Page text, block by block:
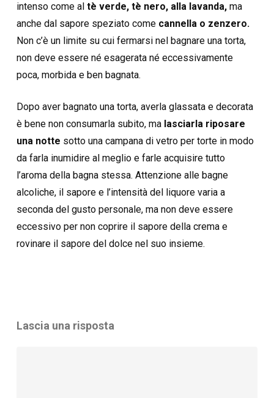
intenso come al tè verde, tè nero, alla lavanda,ma
anche dal sapore speziato comecannella o zenzero.
Non c’è un limite su cui fermarsi nel bagnare una torta,
non deve essere né esagerata né eccessivamente
poca, morbida e ben bagnata.
Dopo aver bagnato una torta, averla glassata e decorata
è bene non consumarla subito, ma lasciarla riposare
una notte sotto una campana di vetro per torte in modo
da farla inumidire al meglio e farle acquisire tutto
l’aroma della bagna stessa. Attenzione alle bagne
alcoliche, il sapore e l’intensità del liquore varia a
seconda del gusto personale, ma non deve essere
eccessivo per non coprire il sapore della crema e
rovinare il sapore del dolce nel suo insieme.
Lascia una risposta